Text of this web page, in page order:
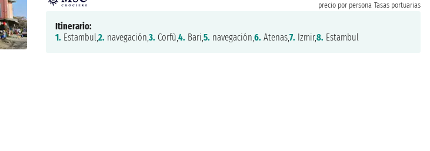
precio por persona Tasas portuarias
Itinerario:
1. Estambul,2. navegación,3. Corfù,4. Bari,5. navegación,6. Atenas,7. Izmir,8. Estambul